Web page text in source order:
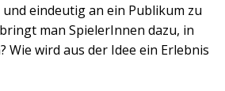
ein­deu­tig an ein Publi­kum zu
man Spie­le­rIn­nen dazu, in
Wie wird aus der Idee ein Erleb­nis